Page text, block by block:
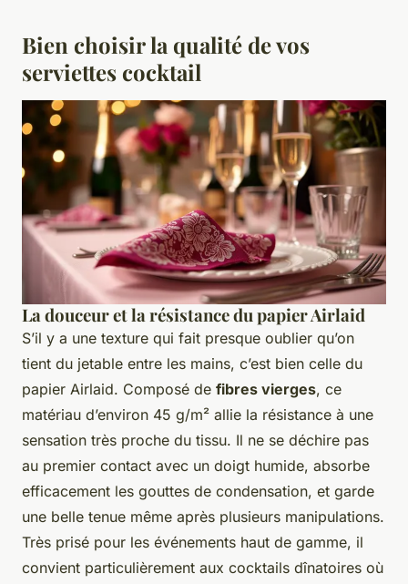
Bien choisir la qualité de vos
serviettes cocktail
La douceur et la résistance du papier Airlaid
S’il y a une texture qui fait presque oublier qu’on
tient du jetable entre les mains, c’est bien celle du
papier Airlaid. Composé de fibres vierges, ce
matériau d’environ 45 g/m² allie la résistance à une
sensation très proche du tissu. Il ne se déchire pas
au premier contact avec un doigt humide, absorbe
efficacement les gouttes de condensation, et garde
une belle tenue même après plusieurs manipulations.
Très prisé pour les événements haut de gamme, il
convient particulièrement aux cocktails dînatoires où